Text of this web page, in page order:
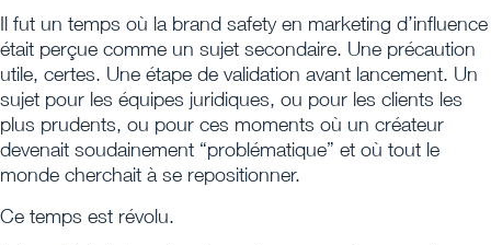
Il fut un temps où la brand safety en marketing d’influence
était perçue comme un sujet secondaire. Une précaution
utile, certes. Une étape de validation avant lancement. Un
sujet pour les équipes juridiques, ou pour les clients les
plus prudents, ou pour ces moments où un créateur
devenait soudainement “problématique” et où tout le
monde cherchait à se repositionner.
Ce temps est révolu.